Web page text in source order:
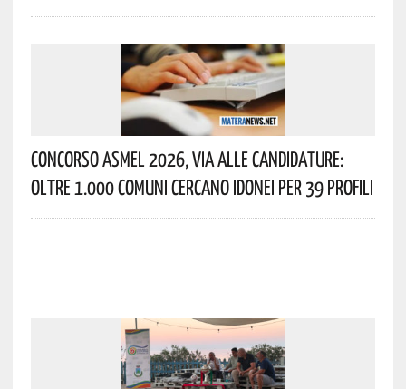
Concorso Asmel 2026, Via Alle Candidature:
Oltre 1.000 Comuni Cercano Idonei Per 39 Profili